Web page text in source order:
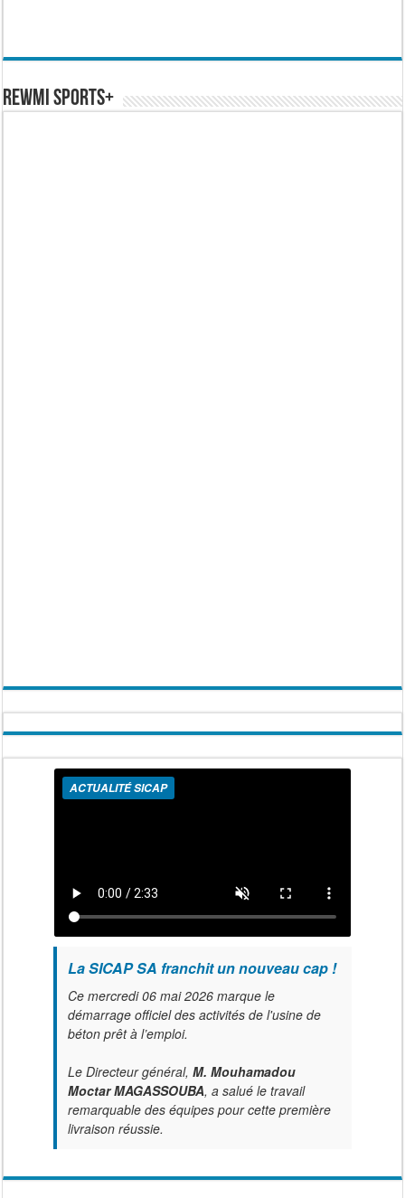
REWMI SPORTS+
ACTUALITÉ SICAP
La SICAP SA franchit un nouveau cap !
Ce mercredi 06 mai 2026 marque le
démarrage officiel des activités de l'usine de
béton prêt à l’emploi.
Le Directeur général, M. Mouhamadou
Moctar MAGASSOUBA, a salué le travail
remarquable des équipes pour cette première
livraison réussie.